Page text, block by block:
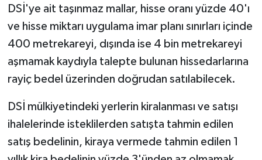
DSİ'ye ait taşınmaz mallar, hisse oranı yüzde 40'ı
ve hisse miktarı uygulama imar planı sınırları içinde
400 metrekareyi, dışında ise 4 bin metrekareyi
aşmamak kaydıyla talepte bulunan hissedarlarına
rayiç bedel üzerinden doğrudan satılabilecek.
DSİ mülkiyetindeki yerlerin kiralanması ve satışı
ihalelerinde isteklilerden satışta tahmin edilen
satış bedelinin, kiraya vermede tahmin edilen 1